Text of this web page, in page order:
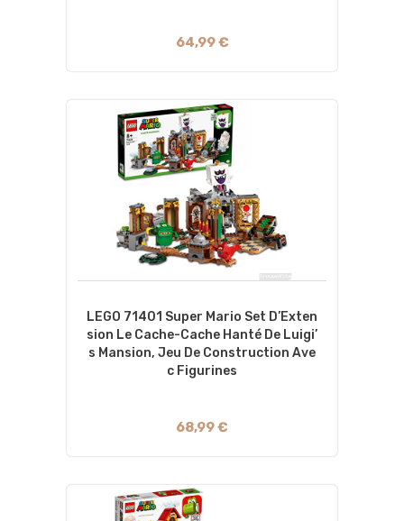
64,99 €
LEGO 71401 Super Mario Set D’Exten
Sion Le Cache-Cache Hanté De Luigi’
S Mansion, Jeu De Construction Ave
C Figurines
68,99 €